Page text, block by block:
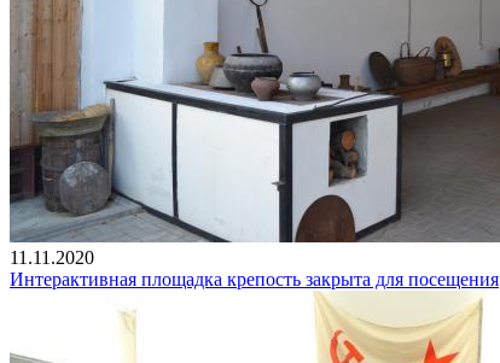
11.11.2020
Интерактивная площадка крепость закрыта для посещения